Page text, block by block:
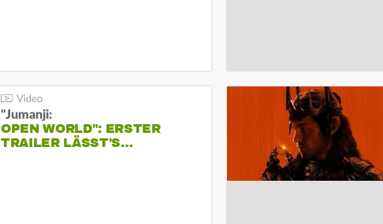
"Jumanji:
OPEN WORLD": ERSTER
TRAILER LÄSST'S…